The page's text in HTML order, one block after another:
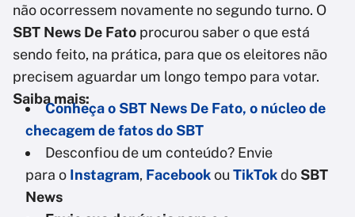
não ocorressem novamente no segundo turno. O
SBT News De Fato procurou saber o que está
sendo feito, na prática, para que os eleitores não
precisem aguardar um longo tempo para votar.
Saiba mais:
Conheça o SBT News De Fato, o núcleo de
checagem de fatos do SBT
Desconfiou de um conteúdo? Envie
para o Instagram, Facebookou TikTokdo SBT
News